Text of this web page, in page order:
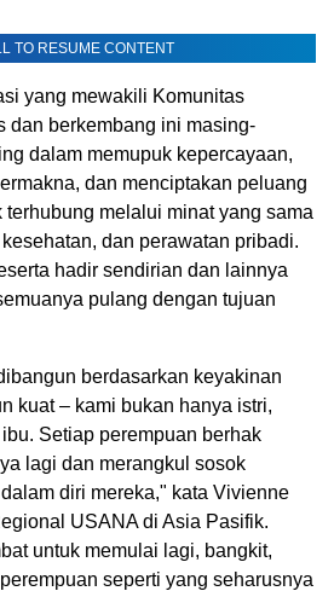
TO RESUME CONTENT
yang mewakili Komunitas
dan berkembang ini masing-
dalam memupuk kepercayaan,
dan menciptakan peluang
terhubung melalui minat yang sama
dan perawatan pribadi.
hadir sendirian dan lainnya
pulang dengan tujuan
berdasarkan keyakinan
kuat – kami bukan hanya istri,
Setiap perempuan berhak
lagi dan merangkul sosok
diri mereka," kata Vivienne
USANA di Asia Pasifik.
untuk memulai lagi, bangkit,
seperti yang seharusnya